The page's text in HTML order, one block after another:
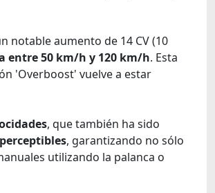
notable aumento de 14 CV (10
entre 50 km/h y 120 km/h. Esta
'Overboost' vuelve a estar
, que también ha sido
, garantizando no sólo
utilizando la palanca o